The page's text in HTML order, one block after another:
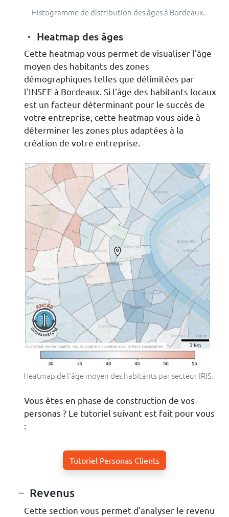
Histogramme de distribution des âges à Bordeaux.
Heatmap des âges
Cette heatmap vous permet de visualiser l'âge
moyen des habitants des zones
démographiques telles que délimitées par
l'INSEE à Bordeaux. Si l'âge des habitants locaux
est un facteur déterminant pour le succès de
votre entreprise, cette heatmap vous aide à
déterminer les zones plus adaptées à la
création de votre entreprise.
Heatmap de l'âge moyen des habitants par secteur IRIS.
Vous êtes en phase de construction de vos
personas ? Le tutoriel suivant est fait pour vous
:
Tutoriel Personas Clients
Revenus
Cette section vous permet d'analyser le revenu